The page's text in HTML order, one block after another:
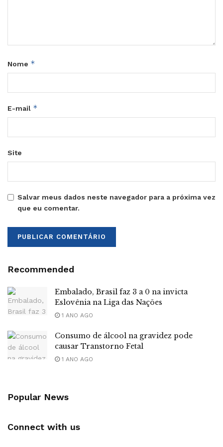
Nome *
E-mail *
Site
Salvar meus dados neste navegador para a próxima vez
que eu comentar.
Recommended
Embalado, Brasil faz 3 a 0 na invicta
Eslovênia na Liga das Nações
1 ANO AGO
Consumo de álcool na gravidez pode
causar Transtorno Fetal
1 ANO AGO
Popular News
Connect with us